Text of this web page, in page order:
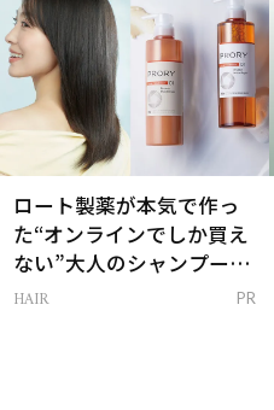
ロート製薬が本気で作っ
た“オンラインでしか買え
ない”大人のシャンプー＆
トリートメントって？
HAIR PR